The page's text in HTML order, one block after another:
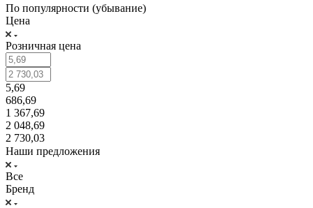
По популярности (убывание)
Цена
Розничная цена
5,69
686,69
1 367,69
2 048,69
2 730,03
Наши предложения
Все
Бренд